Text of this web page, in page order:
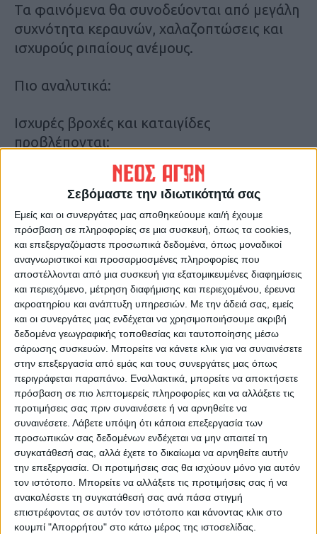
Σεβόμαστε την ιδιωτικότητά σας
Εμείς και οι συνεργάτες μας αποθηκεύουμε και/ή έχουμε
πρόσβαση σε πληροφορίες σε μια συσκευή, όπως τα cookies,
και επεξεργαζόμαστε προσωπικά δεδομένα, όπως μοναδικοί
αναγνωριστικοί και προσαρμοσμένες πληροφορίες που
αποστέλλονται από μια συσκευή για εξατομικευμένες διαφημίσεις
και περιεχόμενο, μέτρηση διαφήμισης και περιεχομένου, έρευνα
ακροατηρίου και ανάπτυξη υπηρεσιών. Με την άδειά σας, εμείς
και οι συνεργάτες μας ενδέχεται να χρησιμοποιήσουμε ακριβή
δεδομένα γεωγραφικής τοποθεσίας και ταυτοποίησης μέσω
σάρωσης συσκευών. Μπορείτε να κάνετε κλικ για να συναινέσετε
στην επεξεργασία από εμάς και τους συνεργάτες μας όπως
περιγράφεται παραπάνω. Εναλλακτικά, μπορείτε να αποκτήσετε
πρόσβαση σε πιο λεπτομερείς πληροφορίες και να αλλάξετε τις
προτιμήσεις σας πριν συναινέσετε ή να αρνηθείτε να
συναινέσετε. Λάβετε υπόψη ότι κάποια επεξεργασία των
προσωπικών σας δεδομένων ενδέχεται να μην απαιτεί τη
συγκατάθεσή σας, αλλά έχετε το δικαίωμα να αρνηθείτε αυτήν
την επεξεργασία. Οι προτιμήσεις σας θα ισχύουν μόνο για αυτόν
τον ιστότοπο. Μπορείτε να αλλάξετε τις προτιμήσεις σας ή να
ανακαλέσετε τη συγκατάθεσή σας ανά πάσα στιγμή
επιστρέφοντας σε αυτόν τον ιστότοπο και κάνοντας κλικ στο
κουμπί "Απορρήτου" στο κάτω μέρος της ιστοσελίδας.
Τα φαινόμενα θα συνοδεύονται από μεγάλη
συχνότητα κεραυνών, χαλαζοπτώσεις και
ισχυρούς ριπαίους ανέμους.
Πιο αναλυτικά:
Ισχυρές βροχές και καταιγίδες
προβλέπονται:
1. Από το βράδυ της Δευτέρας (09-09-24)
μέχρι τις μεσημβρινές ώρες της Τρίτης (10-
09-24) στα νησιά του Ιονίου, την Ήπειρο, τη
δυτική Στερεά και τη δυτική Πελοπόννησο.
Τα φαινόμενα τη νύχτα έως τις πρωινές
ώρες της Τρίτης (10-09-24) προβλέπεται να
είναι ιδιαίτερα έντονα.
2. Από τα ξημερώματα της Τρίτης (10-9-
2024) μέχρι αργά το απόγευμα στη δυτική
Μακεδονία και τη Θεσσαλία.
3. Από τις προμεσημβρινές ώρες της Τρίτης
(10-09-24) μέχρι το μεσημέρι της Τετάρτης
(11-09-24) στην κεντρική και την ανατολική
Μακεδονία και τις Σποράδες.
4. Από το βράδυ της Τρίτης (10-09-24) έως
τις απογευματινές ώρες της Τετάρτης (11-